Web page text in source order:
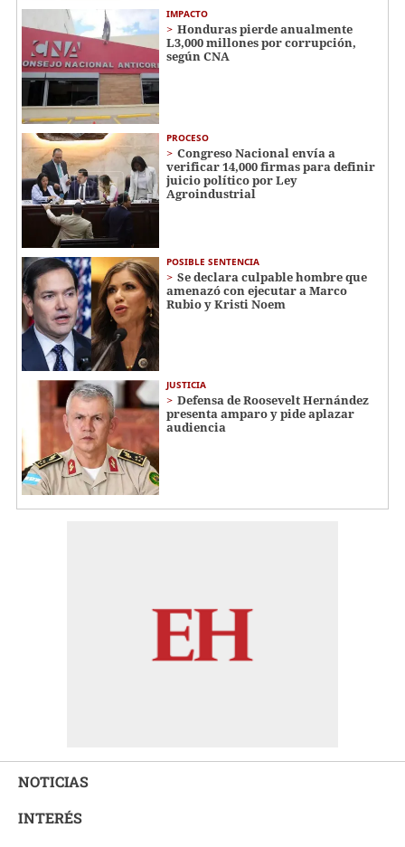
IMPACTO
Honduras pierde anualmente
L3,000 millones por corrupción,
según CNA
PROCESO
Congreso Nacional envía a
verificar 14,000 firmas para definir
juicio político por Ley
Agroindustrial
POSIBLE SENTENCIA
Se declara culpable hombre que
amenazó con ejecutar a Marco
Rubio y Kristi Noem
JUSTICIA
Defensa de Roosevelt Hernández
presenta amparo y pide aplazar
audiencia
NOTICIAS
INTERÉS